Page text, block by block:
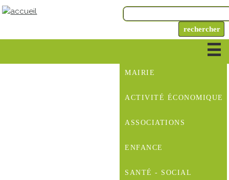
MAIRIE
ACTIVITÉ ÉCONOMIQUE
ASSOCIATIONS
ENFANCE
SANTÉ - SOCIAL